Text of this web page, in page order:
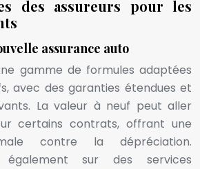
des assureurs pour les
assurance auto
gamme de formules adaptées
avec des garanties étendues et
La valeur à neuf peut aller
certains contrats, offrant une
contre la dépréciation.
également sur des services